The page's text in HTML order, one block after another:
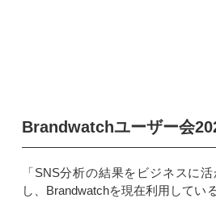
Brandwatchユーザー会
「SNS分析の結果をビジネスに
し、Brandwatchを現在利用してい